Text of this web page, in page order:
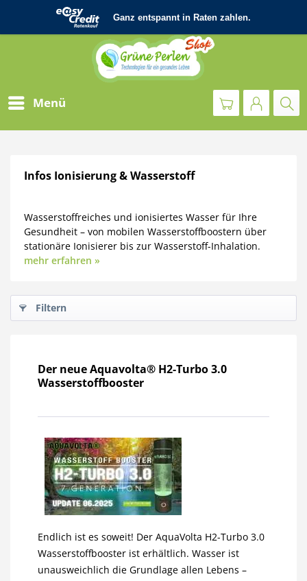
Menü
Infos Ionisierung & Wasserstoff
Wasserstoffreiches und ionisiertes Wasser für Ihre
Gesundheit – von mobilen Wasserstoffboostern über
stationäre Ionisierer bis zur Wasserstoff-Inhalation.
mehr erfahren »
Filtern
Der neue Aquavolta® H2-Turbo 3.0
Wasserstoffbooster
Endlich ist es soweit! Der AquaVolta H2-Turbo 3.0
Wasserstoffbooster ist erhältlich. Wasser ist
unausweichlich die Grundlage allen Lebens –